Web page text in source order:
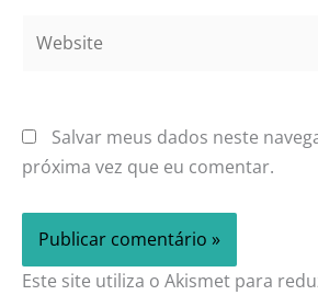
Salvar meus dados neste
próxima vez que eu comentar.
Este site utiliza o Akismet para